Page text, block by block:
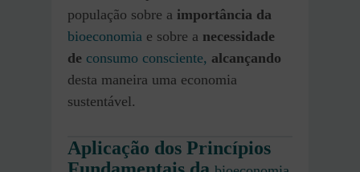
população sobre a importância da
bioeconomia e sobre a necessidade
de consumo consciente, alcançando
desta maneira uma economia
sustentável.
Aplicação dos Princípios